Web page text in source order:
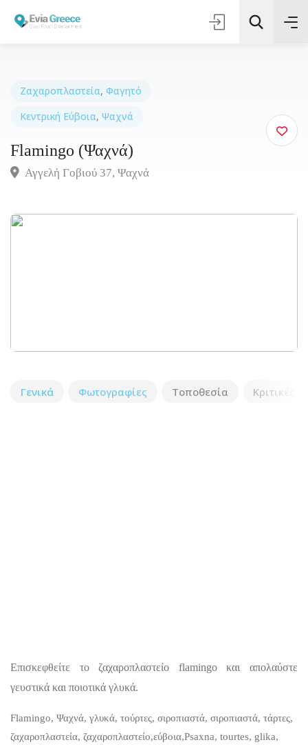
Τοποθεσία
Όλες οι Κατηγορίες
Ζαχαροπλαστεία, Φαγητό
Κεντρική Εύβοια, Ψαχνά
Flamingo (Ψαχνά)
Αγγελή Γοβιού 37, Ψαχνά
Γενικά Φωτογραφίες Τοποθεσία Κριτικές
Επισκεφθείτε το ζαχαροπλαστείο flamingo και απολαύστε
γευστικά και ποιοτικά γλυκά.
Flamingo, Ψαχνά, γλυκά, τούρτες, σιροπιαστά, σιροπιαστά, τάρτες,
ζαχαροπλαστεία, ζαχαροπλαστείο,εύβοια,Psaxna, tourtes, glika,